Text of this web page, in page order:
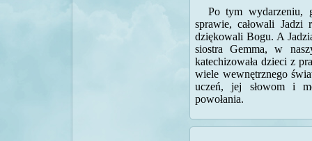
Po tym wydarzeniu,
sprawie, całowali
dziękowali Bogu. A
siostra Gemma, w
katechizowała dzieci z
wiele wewnętrznego
uczeń, jej słowom i
powołania.